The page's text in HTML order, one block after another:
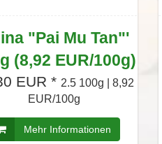
"Pai Mu Tan"'
(8,92 EUR/100g)
EUR * 2.5 100g | 8,92
EUR/100g
Mehr Informationen